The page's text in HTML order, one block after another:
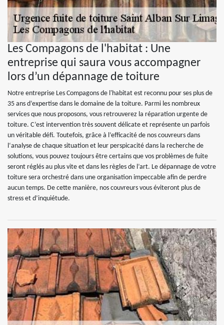
Les Compagons de l'habitat : Une
entreprise qui saura vous accompagner
lors d’un dépannage de toiture
Notre entreprise Les Compagons de l'habitat est reconnu pour ses plus de
35 ans d’expertise dans le domaine de la toiture. Parmi les nombreux
services que nous proposons, vous retrouverez la réparation urgente de
toiture. C’est intervention très souvent délicate et représente un parfois
un véritable défi. Toutefois, grâce à l’efficacité de nos couvreurs dans
l‘analyse de chaque situation et leur perspicacité dans la recherche de
solutions, vous pouvez toujours être certains que vos problèmes de fuite
seront réglés au plus vite et dans les règles de l’art. Le dépannage de votre
toiture sera orchestré dans une organisation impeccable afin de perdre
aucun temps. De cette manière, nos couvreurs vous éviteront plus de
stress et d’inquiétude.